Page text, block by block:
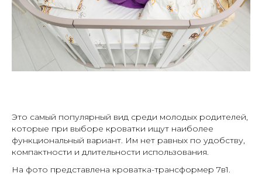
Это самый популярный вид среди молодых родителей,
которые при выборе кроватки ищут наиболее
функциональный вариант. Им нет равных по удобству,
компактности и длительности использования.
На фото представлена кроватка-трансформер 7в1.